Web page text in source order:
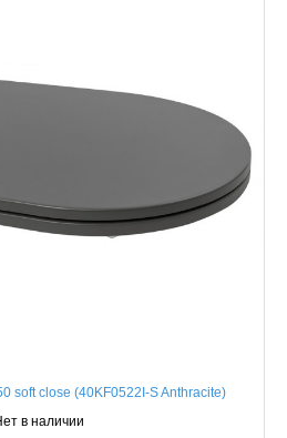
soft close (40KF0522I-S Anthracite)
в наличии